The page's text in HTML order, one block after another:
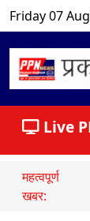
Friday 07
Live
महत्वपूर्ण
खबर: